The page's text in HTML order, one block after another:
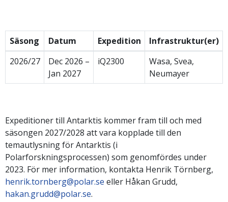
Säsong Datum Expedition
Infrastruktur(er)
2026/27
Dec 2026 –
Jan 2027
iQ2300
Wasa, Svea,
Neumayer
Expeditioner till Antarktis kommer fram till och med
säsongen 2027/2028 att vara kopplade till den
temautlysning för Antarktis (i
Polarforskningsprocessen) som genomfördes under
2023. För mer information, kontakta Henrik Törnberg,
henrik.tornberg@polar.se eller Håkan Grudd,
hakan.grudd@polar.se.